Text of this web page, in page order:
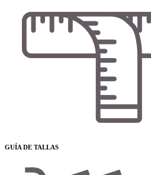
GUÍA DE TALLAS